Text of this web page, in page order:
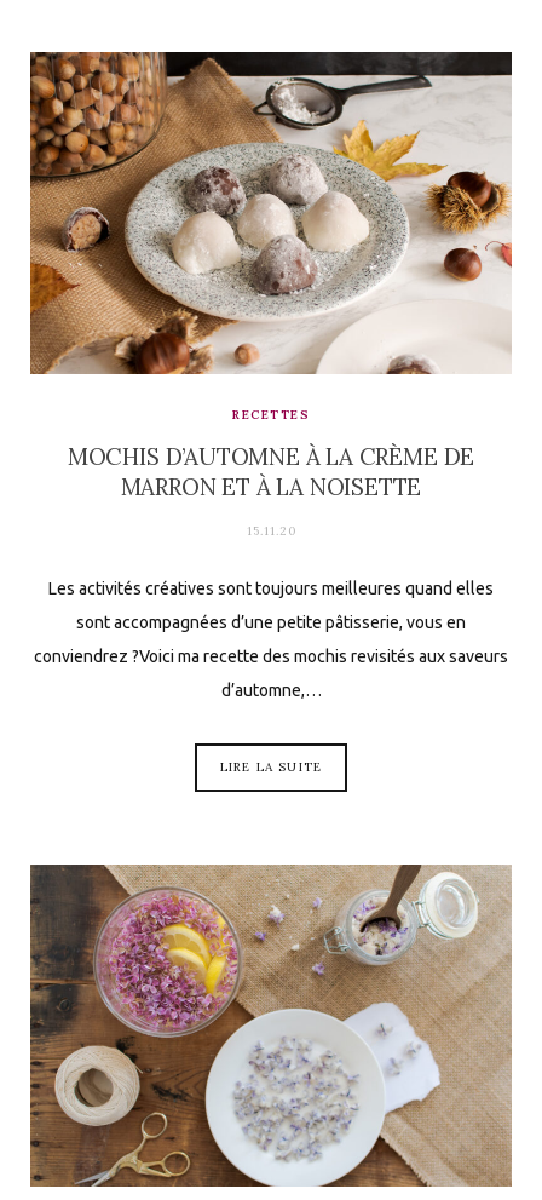
RECETTES
MOCHIS D’AUTOMNE À LA CRÈME DE
MARRON ET À LA NOISETTE
15.11.20
Les activités créatives sont toujours meilleures quand elles
sont accompagnées d’une petite pâtisserie, vous en
conviendrez ?Voici ma recette des mochis revisités aux saveurs
d’automne,…
LIRE LA SUITE